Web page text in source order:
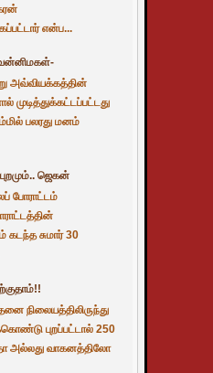
என்ப...
அவ்வியக்கத்தின்
முடித்துக்கட்டப்பட்டது
பலரது மனம்
ஜெகன்
போராட்டம்
கடந்த சுமார் 30
நிலையத்திலிருந்து
புறப்பட்டால் 250
அல்லது வாகனத்திலோ